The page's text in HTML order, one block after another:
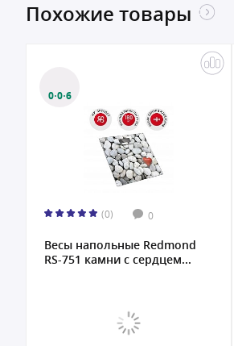
Похожие товары
0·0·6
(0) 0
Весы напольные Redmond
RS-751 камни с сердцем...